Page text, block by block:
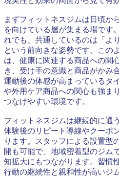
まずフィットネスジムは日頃か
を向けている層が集まる場です
れでも、共通しているのは「よ
という前向きな姿勢です。この
は、健康に関連する商品への関
き、受け手の意識と商品がかみ
運動後の体感が高まっているタ
や外用ケア商品への関心も強ま
つなげやすい環境です。
フィットネスジムは継続的に通
体験後のリピート導線やクーポ
ります。スタッフによる設置型
開も可能で、地域密着型のジム
知拡大にもつながります。習慣
行動の継続性と親和性が高いジ